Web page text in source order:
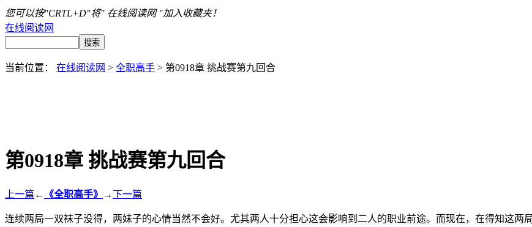
您可以按"CRTL+D"将" 在线阅读网 "加入收藏夹！
在线阅读网
当前位置： 在线阅读网 > 全职高手 > 第0918章 挑战赛第九回合
第0918章 挑战赛第九回合
上一篇 ← 《全职高手》 →下一篇
连续两局一双袜子没得，两妹子的心情当然不会好。尤其两人十分担心这会影响到二人的职业前途。而现在，在得知这